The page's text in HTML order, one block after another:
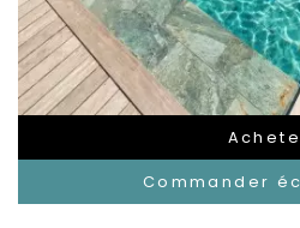
Commander